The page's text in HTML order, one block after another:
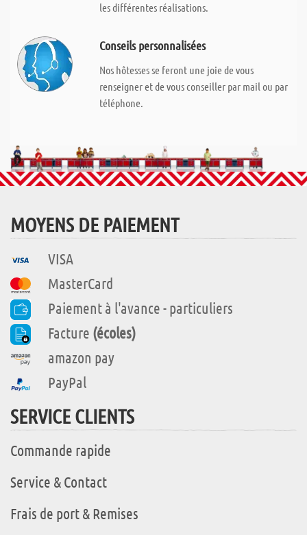
les différentes réalisations.
Conseils personnalisées
Nos hôtesses se feront une joie de vous
renseigner et de vous conseiller par mail ou par
téléphone.
MOYENS DE PAIEMENT
VISA
MasterCard
Paiement à l'avance - particuliers
Facture (écoles)
amazon pay
PayPal
SERVICE CLIENTS
Commande rapide
Service & Contact
Frais de port & Remises